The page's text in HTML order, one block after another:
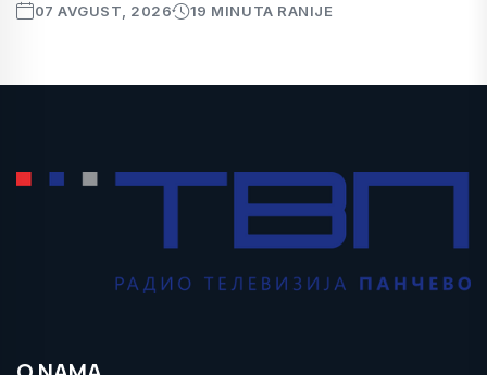
07 AVGUST, 2026 19 MINUTA RANIJE